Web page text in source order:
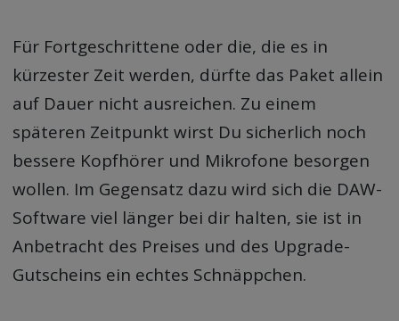
Für Fortgeschrittene oder die, die es in
kürzester Zeit werden, dürfte das Paket allein
auf Dauer nicht ausreichen. Zu einem
späteren Zeitpunkt wirst Du sicherlich noch
bessere Kopfhörer und Mikrofone besorgen
wollen. Im Gegensatz dazu wird sich die DAW-
Software viel länger bei dir halten, sie ist in
Anbetracht des Preises und des Upgrade-
Gutscheins ein echtes Schnäppchen.